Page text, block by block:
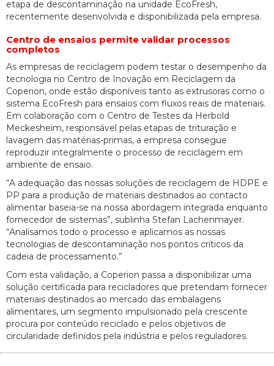
etapa de descontaminação na unidade EcoFresh,
recentemente desenvolvida e disponibilizada pela empresa.
Centro de ensaios permite validar processos
completos
As empresas de reciclagem podem testar o desempenho da
tecnologia no Centro de Inovação em Reciclagem da
Coperion, onde estão disponíveis tanto as extrusoras como o
sistema EcoFresh para ensaios com fluxos reais de materiais.
Em colaboração com o Centro de Testes da Herbold
Meckesheim, responsável pelas etapas de trituração e
lavagem das matérias-primas, a empresa consegue
reproduzir integralmente o processo de reciclagem em
ambiente de ensaio.
“A adequação das nossas soluções de reciclagem de HDPE e
PP para a produção de materiais destinados ao contacto
alimentar baseia-se na nossa abordagem integrada enquanto
fornecedor de sistemas”, sublinha Stefan Lachenmayer.
“Analisamos todo o processo e aplicamos as nossas
tecnologias de descontaminação nos pontos críticos da
cadeia de processamento.”
Com esta validação, a Coperion passa a disponibilizar uma
solução certificada para recicladores que pretendam fornecer
materiais destinados ao mercado das embalagens
alimentares, um segmento impulsionado pela crescente
procura por conteúdo reciclado e pelos objetivos de
circularidade definidos pela indústria e pelos reguladores.